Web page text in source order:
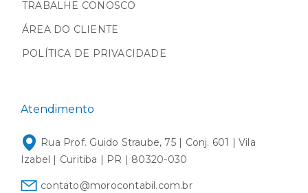
TRABALHE CONOSCO
ÁREA DO CLIENTE
POLÍTICA DE PRIVACIDADE
Atendimento
Rua Prof. Guido Straube, 75 | Conj. 601 | Vila
Izabel | Curitiba | PR | 80320-030
contato@morocontabil.com.br